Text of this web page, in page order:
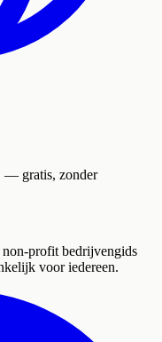
— gratis, zonder
profit bedrijvengids
voor iedereen.